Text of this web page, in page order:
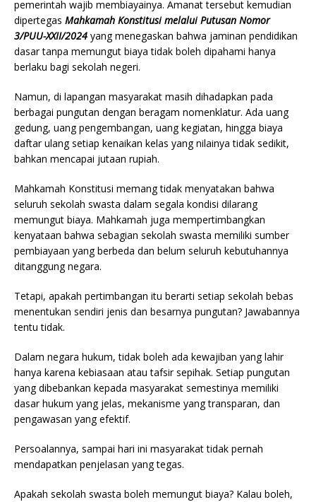
pemerintah wajib membiayainya. Amanat tersebut kemudian
dipertegas Mahkamah Konstitusi melalui Putusan Nomor
3/PUU-XXII/2024 yang menegaskan bahwa jaminan pendidikan
dasar tanpa memungut biaya tidak boleh dipahami hanya
berlaku bagi sekolah negeri.
Namun, di lapangan masyarakat masih dihadapkan pada
berbagai pungutan dengan beragam nomenklatur. Ada uang
gedung, uang pengembangan, uang kegiatan, hingga biaya
daftar ulang setiap kenaikan kelas yang nilainya tidak sedikit,
bahkan mencapai jutaan rupiah.
Mahkamah Konstitusi memang tidak menyatakan bahwa
seluruh sekolah swasta dalam segala kondisi dilarang
memungut biaya. Mahkamah juga mempertimbangkan
kenyataan bahwa sebagian sekolah swasta memiliki sumber
pembiayaan yang berbeda dan belum seluruh kebutuhannya
ditanggung negara.
Tetapi, apakah pertimbangan itu berarti setiap sekolah bebas
menentukan sendiri jenis dan besarnya pungutan? Jawabannya
tentu tidak.
Dalam negara hukum, tidak boleh ada kewajiban yang lahir
hanya karena kebiasaan atau tafsir sepihak. Setiap pungutan
yang dibebankan kepada masyarakat semestinya memiliki
dasar hukum yang jelas, mekanisme yang transparan, dan
pengawasan yang efektif.
Persoalannya, sampai hari ini masyarakat tidak pernah
mendapatkan penjelasan yang tegas.
Apakah sekolah swasta boleh memungut biaya? Kalau boleh,